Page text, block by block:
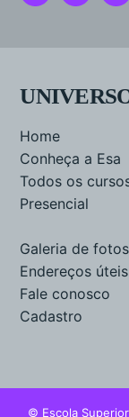
Home
Conheça a Esa
Todos os
Presencial
Galeria de fotos
Endereços úteis
Fale conosco
Cadastro
© Escola